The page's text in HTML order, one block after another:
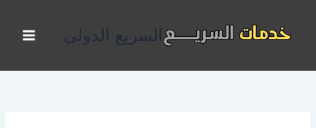
المحتوى
السريع الدولي